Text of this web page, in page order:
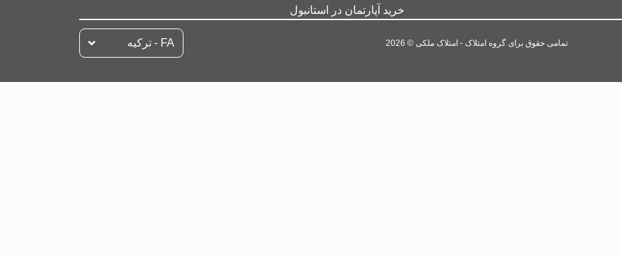
خرید آپارتمان در استانبول
تمامی حقوق برای گروه امتلاک - امتلاک ملکی © 2026 FA - تركيه